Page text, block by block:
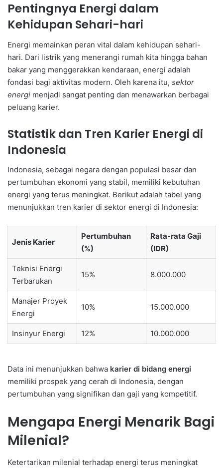
Pentingnya Energi dalam
Kehidupan Sehari-hari
Energi memainkan peran vital dalam kehidupan sehari-
hari. Dari listrik yang menerangi rumah kita hingga bahan
bakar yang menggerakkan kendaraan, energi adalah
fondasi bagi aktivitas modern. Oleh karena itu, sektor
energi menjadi sangat penting dan menawarkan berbagai
peluang karier.
Statistik dan Tren Karier Energi di
Indonesia
Indonesia, sebagai negara dengan populasi besar dan
pertumbuhan ekonomi yang stabil, memiliki kebutuhan
energi yang terus meningkat. Berikut adalah tabel yang
menunjukkan tren karier di sektor energi di Indonesia:
Jenis Karier
Pertumbuhan
(%)
Rata-rata Gaji
(IDR)
Teknisi Energi
Terbarukan
15% 8.000.000
Manajer Proyek
Energi
10% 15.000.000
Insinyur Energi 12% 10.000.000
Data ini menunjukkan bahwa karier di bidang energi
memiliki prospek yang cerah di Indonesia, dengan
pertumbuhan yang signifikan dan gaji yang kompetitif.
Mengapa Energi Menarik Bagi
Milenial?
Ketertarikan milenial terhadap energi terus meningkat